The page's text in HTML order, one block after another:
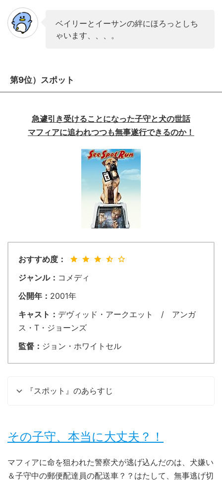
ベイリーとイーサンの絆にほろっとしち
ゃいます、、、。
第9位）スポット
急遽引き受けることになった子守と犬の世話
マフィアに追われつつも無事遂行できるのか！
おすすめ度：
ジャンル： コメディ
公開年： 2001年
キャスト： デヴィッド・アークエット / アンガ
ス・T・ジョーンズ
監督： ジョン・ホワイトセル
『スポット』のあらすじ
その子守、本当に大丈夫？！
マフィアに命を狙われた警察犬が逃げ込んだのは、犬嫌い
＆子守中の郵便配達員の配送車？？はたして、無事逃げ切